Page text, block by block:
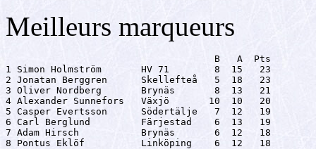
Meilleurs marqueurs
                                     B   A  Pts
1 Simon Holmström       HV 71        8  15   23
2 Jonatan Berggren      Skellefteå   5  18   23
3 Oliver Nordberg       Brynäs       8  13   21
4 Alexander Sunnefors   Växjö       10  10   20
5 Casper Evertsson      Södertälje   7  12   19
6 Carl Berglund         Färjestad    6  13   19
7 Adam Hirsch           Brynäs       6  12   18
8 Pontus Eklöf          Linköping    6  12   18